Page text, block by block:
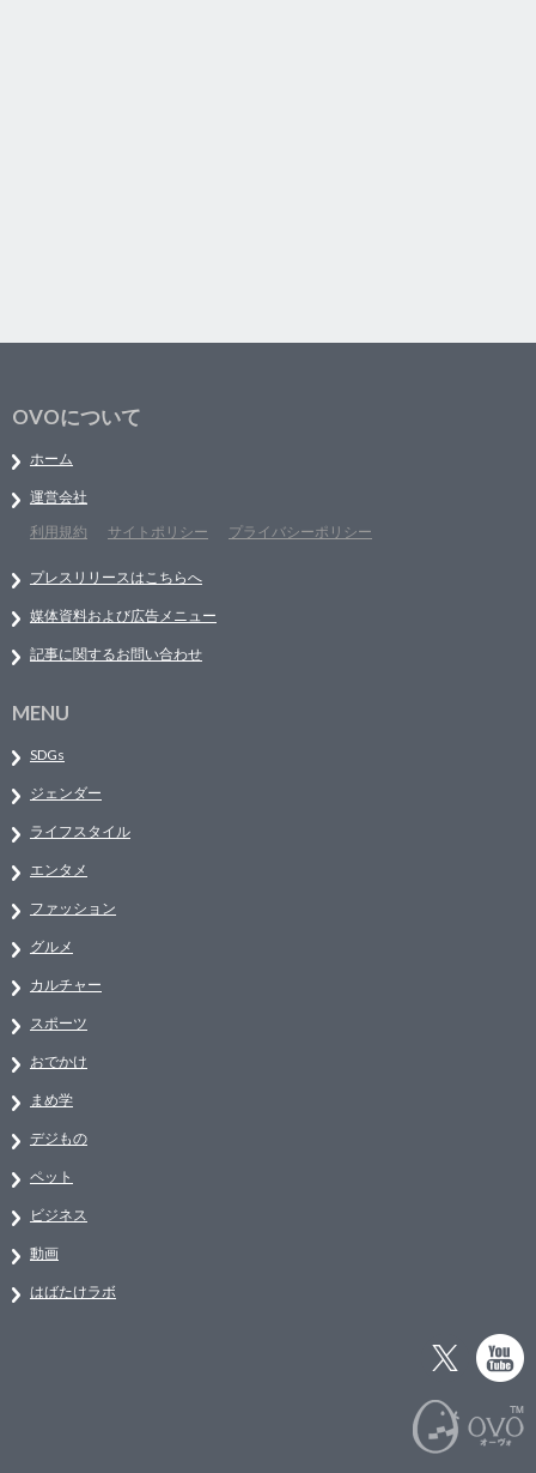
OVOについて
ホーム
運営会社
利用規約
サイトポリシー プライバシーポリシー
プレスリリースはこちらへ
媒体資料および広告メニュー
記事に関するお問い合わせ
MENU
SDGs
ジェンダー
ライフスタイル
エンタメ
ファッション
グルメ
カルチャー
スポーツ
おでかけ
まめ学
デジもの
ペット
ビジネス
動画
はばたけラボ